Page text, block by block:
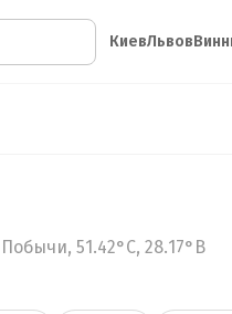
КиевЛьвов
51.42°С, 28.17°В